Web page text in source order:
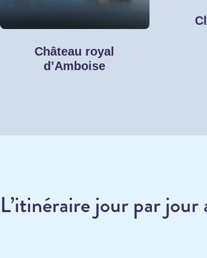
Château royal
d’Amboise
L’itinéraire jour par